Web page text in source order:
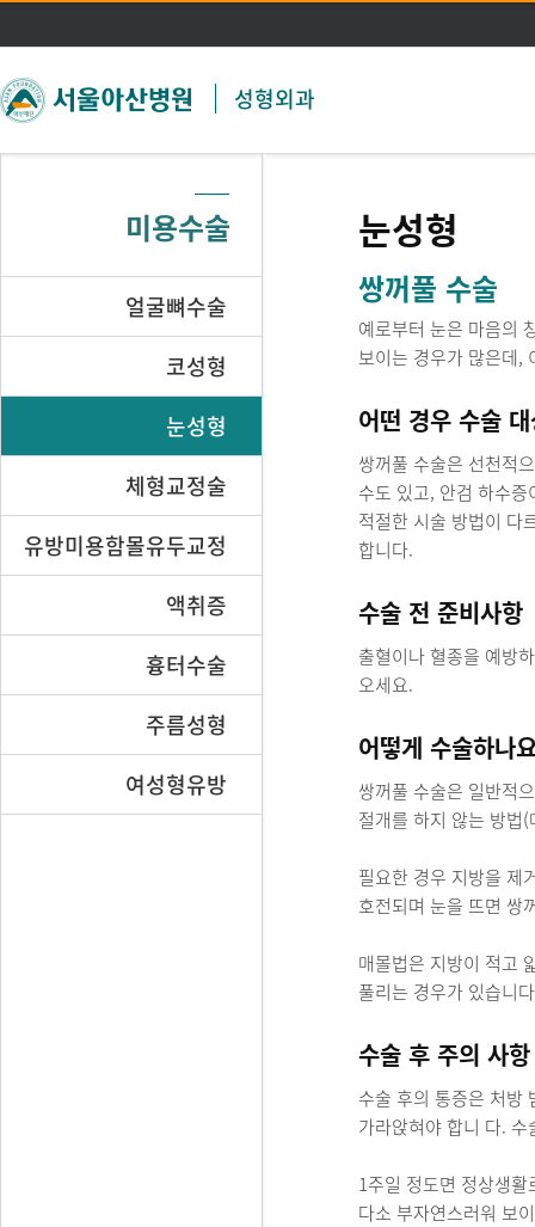
주메뉴 바로가기
본문 바로가기
성형외과
미용수술
얼굴뼈수술
코성형
눈성형
체형교정술
유방미용함몰유두교정
액취증
흉터수술
주름성형
여성형유방
눈성형
쌍꺼풀 수술
예로부터 눈은 마음의
보이는 경우가 많은데,
어떤 경우 수술
쌍꺼풀 수술은 선천적
수도 있고, 안검 하수
적절한 시술 방법이 다
합니다.
수술 전 준비사항
출혈이나 혈종을 예방
오세요.
어떻게 수술하나
쌍꺼풀 수술은 일반적
절개를 하지 않는 방법
필요한 경우 지방을 제
호전되며 눈을 뜨면 쌍
매몰법은 지방이 적고
풀리는 경우가 있습니
수술 후 주의 사항
수술 후의 통증은 처방
가라앉혀야 합니 다.
1주일 정도면 정상생
다소 부자연스러워 보